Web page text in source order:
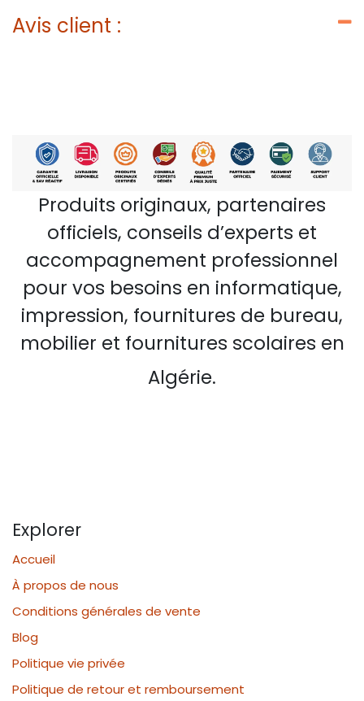
Avis client :
Produits originaux, partenaires
officiels, conseils d’experts et
accompagnement professionnel
pour vos besoins en informatique,
impression, fournitures de bureau,
mobilier et fournitures scolaires en
Algérie.
Explorer
Accueil
À propos de nous
Conditions générales de vente
Blog
Politique vie privée
Politique de retour et remboursement